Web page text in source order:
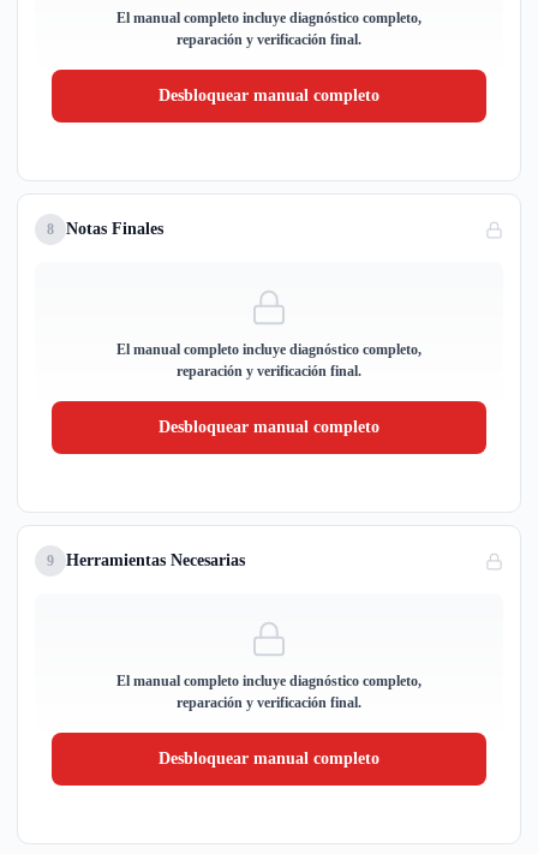
El manual completo incluye diagnóstico completo,
reparación y verificación final.
Desbloquear manual completo
8 Notas Finales
El manual completo incluye diagnóstico completo,
reparación y verificación final.
Desbloquear manual completo
9 Herramientas Necesarias
El manual completo incluye diagnóstico completo,
reparación y verificación final.
Desbloquear manual completo